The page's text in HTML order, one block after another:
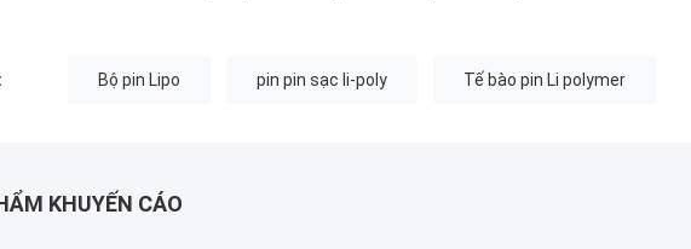
Bộ pin Lipo pin pin sạc li-poly Tế bào pin Li polymer
KHUYẾN CÁO